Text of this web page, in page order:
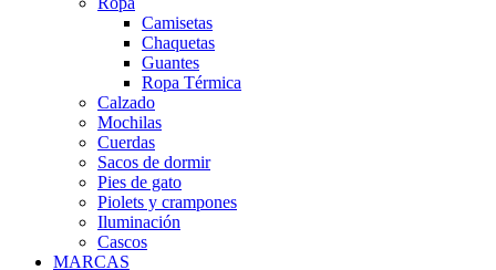
Camisetas
Chaquetas
Guantes
Ropa Térmica
Calzado
Mochilas
Cuerdas
Sacos de dormir
Pies de gato
Piolets y crampones
Iluminación
Cascos
MARCAS